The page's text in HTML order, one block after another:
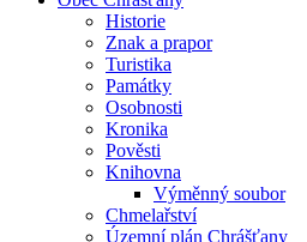
Historie
Znak a prapor
Turistika
Památky
Osobnosti
Kronika
Pověsti
Knihovna
Výměnný soubor
Chmelařství
Územní plán Chrášťany